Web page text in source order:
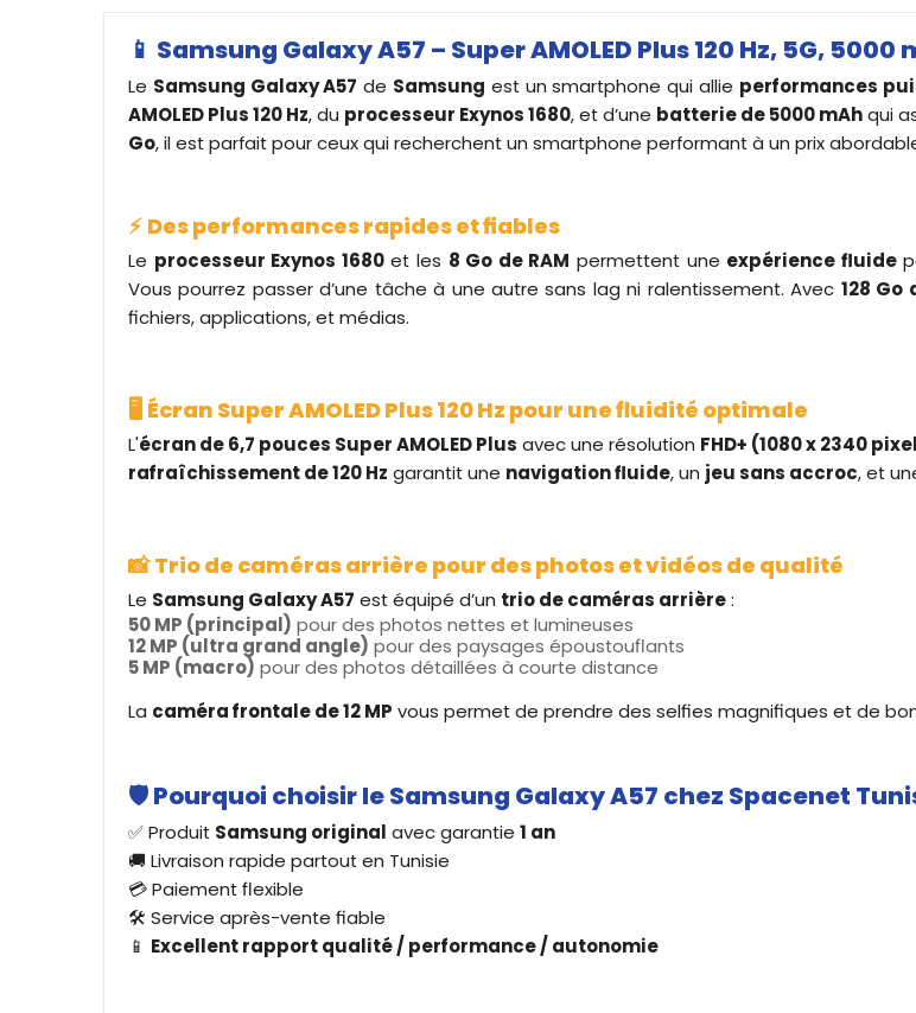
📱 Samsung Galaxy A57 – Super AMOLED Plus 120 Hz, 5G,
Le Samsung Galaxy A57 de Samsung est un smartphone qui allie performances
AMOLED Plus 120 Hz, du processeur Exynos 1680, et d’une batterie de 5000 mAhqui
Go, il est parfait pour ceux qui recherchent un smartphone performant à un prix
⚡ Des performances rapides et fiables
Le processeur Exynos 1680et les 8 Go de RAM permettent une expérience fluide
Vous pourrez passer d’une tâche à une autre sans lag ni ralentissement. Avec 128 Go
fichiers, applications, et médias.
🖥️ Écran Super AMOLED Plus 120 Hz pour une fluidité optimale
L'écran de 6,7 pouces Super AMOLED Plus avec une résolution FHD+ (1080 x 2340
rafraîchissement de 120 Hz garantit une navigation fluide, un jeu sans accroc, et
📸Trio de caméras arrière pour des photos et vidéos de qualité
Le Samsung Galaxy A57 est équipé d’un trio de caméras arrière:
50 MP (principal) pour des photos nettes et lumineuses
12 MP (ultra grand angle) pour des paysages époustouflants
5 MP (macro) pour des photos détaillées à courte distance
La caméra frontale de 12 MP vous permet de prendre des selfies magnifiques et de
🛡️Pourquoi choisir le Samsung Galaxy A57 chez Spacenet
✅ Produit Samsung original avec garantie 1 an
🚚 Livraison rapide partout en Tunisie
💳 Paiement flexible
🛠️ Service après-vente fiable
📱 Excellent rapport qualité / performance / autonomie